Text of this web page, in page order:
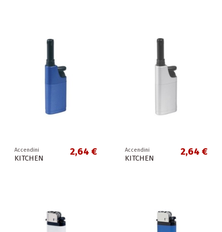
Accendini
KITCHEN
2,64 € Accendini
KITCHEN
2,64 €